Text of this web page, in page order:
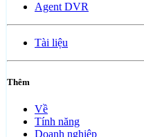
Agent DVR
Tài liệu
Thêm
Về
Tính năng
Doanh nghiệp